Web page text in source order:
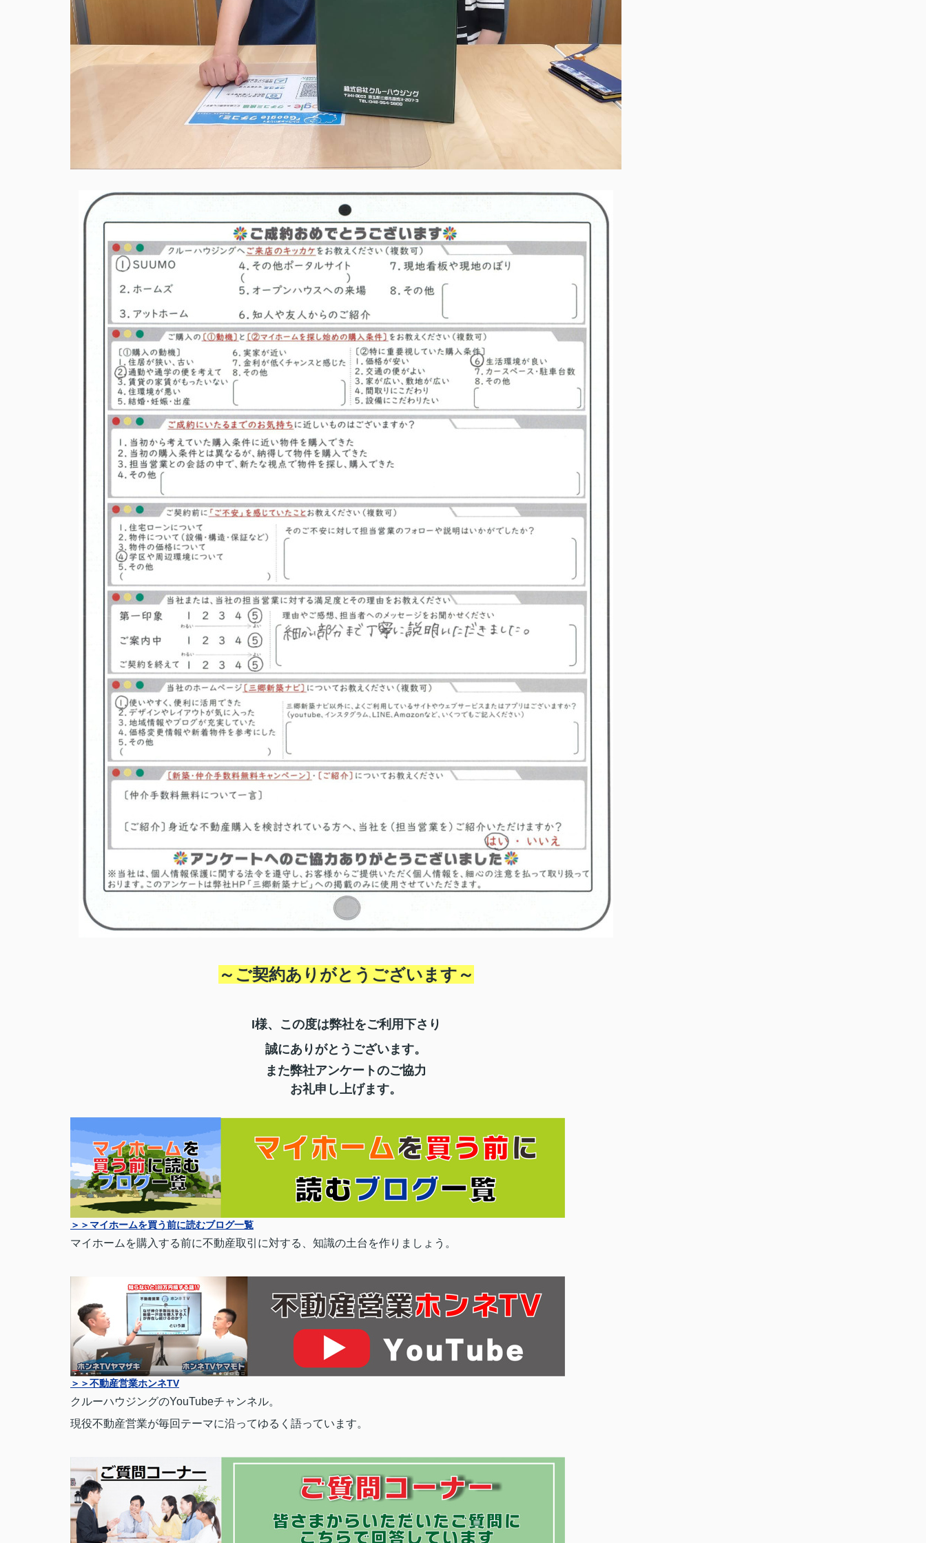
～ご契約ありがとうございます～
I様、この度は弊社をご利用下さり
誠にありがとうございます。
また弊社アンケートのご協力
お礼申し上げます。
＞＞マイホームを買う前に読むブログ一覧
マイホームを購入する前に不動産取引に対する、知識の土台を作りましょう。
＞＞不動産営業ホンネTV
クルーハウジングのYouTubeチャンネル。
現役不動産営業が毎回テーマに沿ってゆるく語っています。